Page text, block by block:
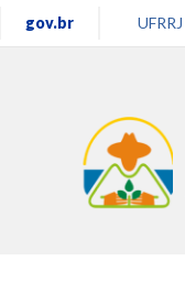
gov.br UFRRJ